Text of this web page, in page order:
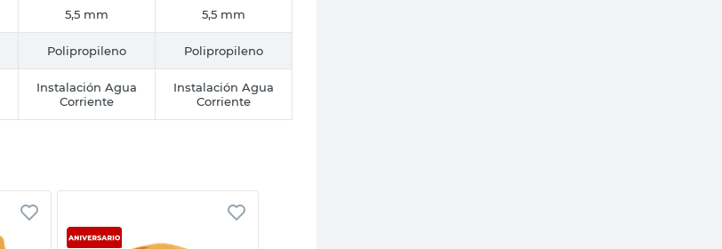
5,5 mm 5,5 mm
Polipropileno Polipropileno
Instalación Agua
Corriente
Instalación Agua
Corriente